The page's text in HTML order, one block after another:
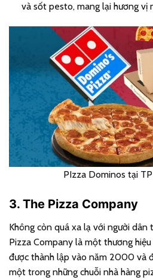
và sốt pesto, mang lại hương vị
PIzza Dominos tại
3. The Pizza Company
Không còn quá xa lạ với người dân
Pizza Company là một thương
được thành lập vào năm 2000 và
một trong những chuỗi nhà hàng